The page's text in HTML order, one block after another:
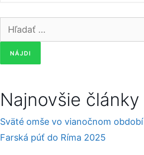
Hľadať:
Najnovšie články
Sväté omše vo vianočnom období
Farská púť do Ríma 2025